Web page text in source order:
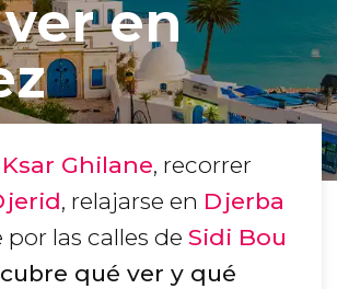
en
Ksar Ghilane, recorrer
, relajarse en Djerba
las calles de Sidi Bou
qué ver y qué